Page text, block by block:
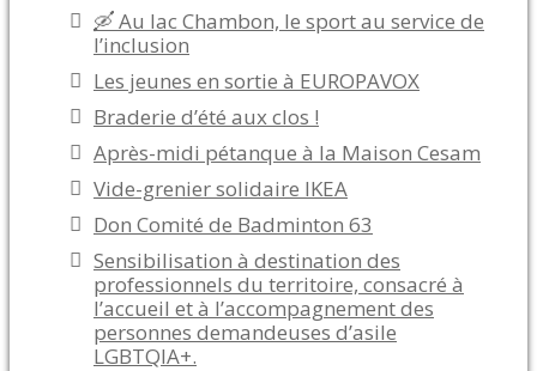
🛶 Au lac Chambon, le sport au service de
l’inclusion
Les jeunes en sortie à EUROPAVOX
Braderie d’été aux clos !
Après-midi pétanque à la Maison Cesam
Vide-grenier solidaire IKEA
Don Comité de Badminton 63
Sensibilisation à destination des
professionnels du territoire, consacré à
l’accueil et à l’accompagnement des
personnes demandeuses d’asile
LGBTQIA+.